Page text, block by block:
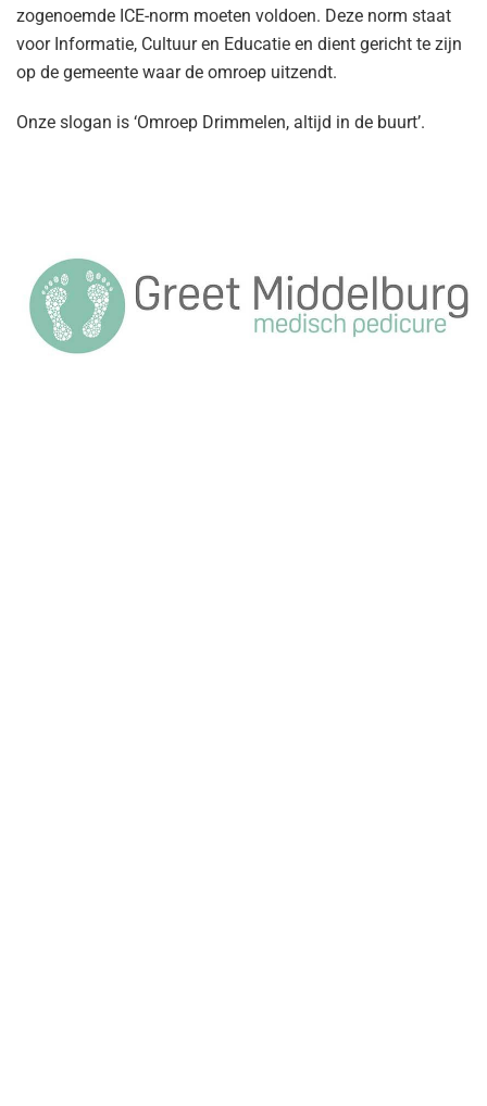
zogenoemde ICE-norm moeten voldoen. Deze norm staat
voor Informatie, Cultuur en Educatie en dient gericht te zijn
op de gemeente waar de omroep uitzendt.
Onze slogan is ‘Omroep Drimmelen, altijd in de buurt’.